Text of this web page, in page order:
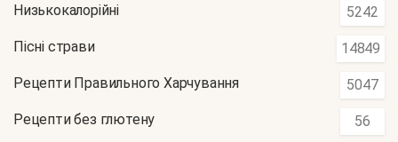
Низькокалорійні 5242
Пісні страви 14849
Рецепти Правильного Харчування 5047
Рецепти без глютену 56